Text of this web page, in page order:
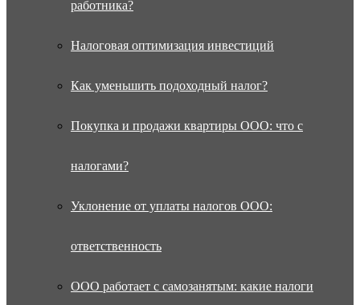
работника?
Налоговая оптимизация инвестиций
Как уменьшить подоходный налог?
Покупка и продажи квартиры ООО: что с
налогами?
Уклонение от уплаты налогов ООО:
ответственность
ООО работает с самозанятым: какие налоги